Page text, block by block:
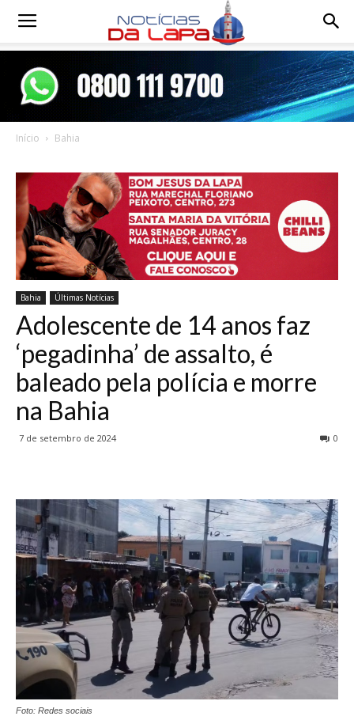
Notícias
Início Bahia
Bahia Últimas Notícias
Adolescente de 14 anos faz
‘pegadinha’ de assalto, é
baleado pela polícia e morre
na Bahia
7 de setembro de 2024 0
Foto: Redes sociais